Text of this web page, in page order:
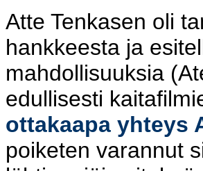
Atte Tenkasen oli
hankkeesta ja
mahdollisuuksia
edullisesti
ottakaapa yhteys
poiketen varannut